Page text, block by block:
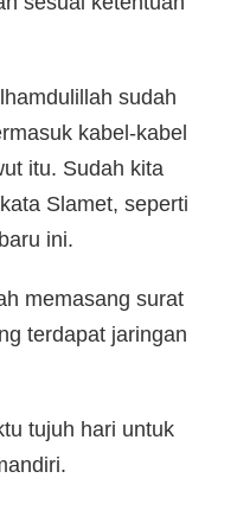
sudah
kabel-kabel
itu. Sudah kita
Slamet, seperti
ini.
memasang surat
terdapat jaringan
tujuh hari untuk